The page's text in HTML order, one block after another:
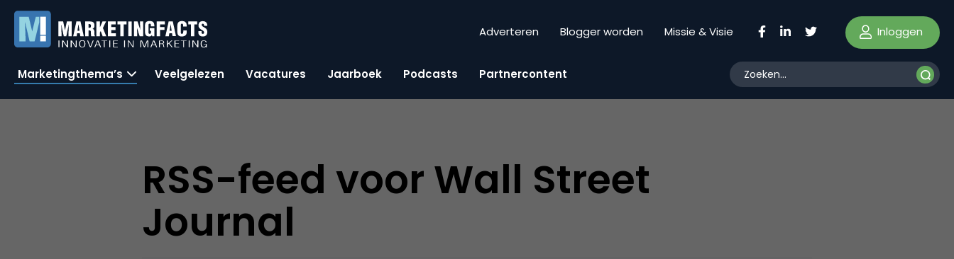
Adverteren Blogger worden Missie & Visie Inloggen
Marketingthema’s Veelgelezen Vacatures Jaarboek Podcasts Partnercontent
RSS-feed voor Wall Street
Journal